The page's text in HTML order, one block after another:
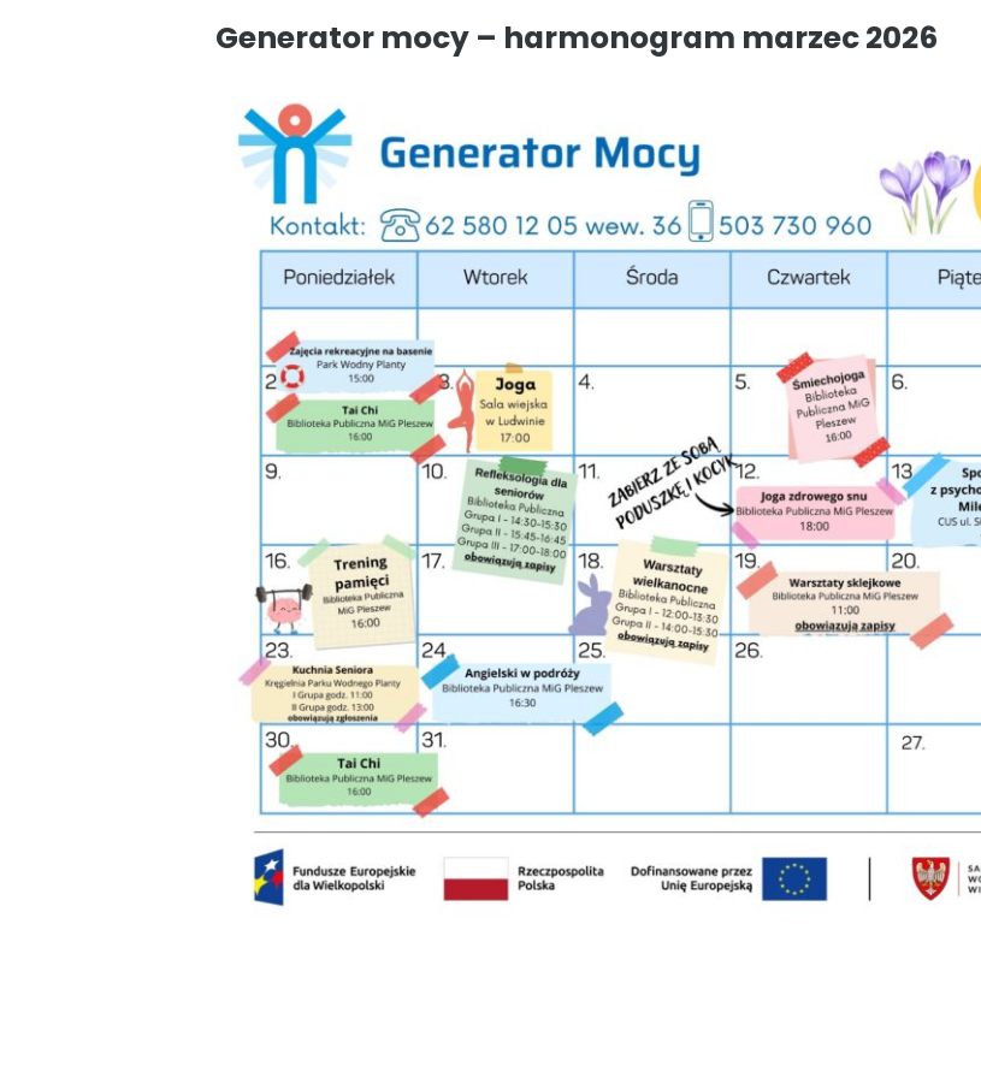
Generator mocy – harmonogram marzec 2026